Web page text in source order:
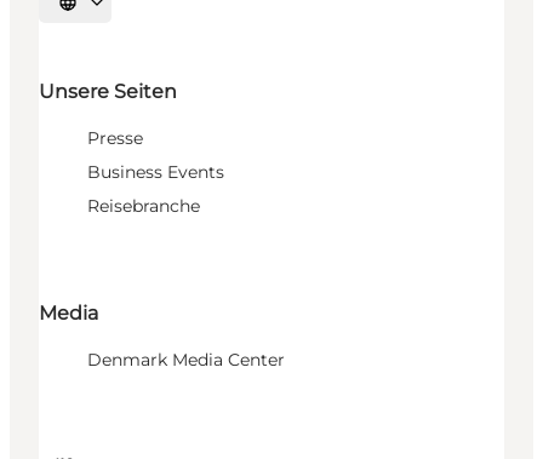
Sprache auswählen
Unsere Seiten
Presse
Business Events
Reisebranche
Media
Denmark Media Center